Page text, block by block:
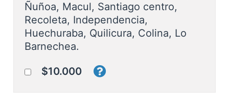
Ñuñoa, Macul, Santiago centro,
Recoleta, Independencia,
Huechuraba, Quilicura, Colina, Lo
Barnechea.
$10.000